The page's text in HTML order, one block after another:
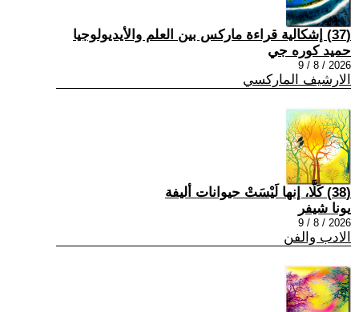
(37) إشكالية قراءة ماركس بين العلم والأيديولوجيا
حميد كوره جي
2026 / 8 / 9
الارشيف الماركسي
(38) كَلَّا، إنها لَيْسَتْ حيوانات أليفة
يونا شيفر
2026 / 8 / 9
الادب والفن